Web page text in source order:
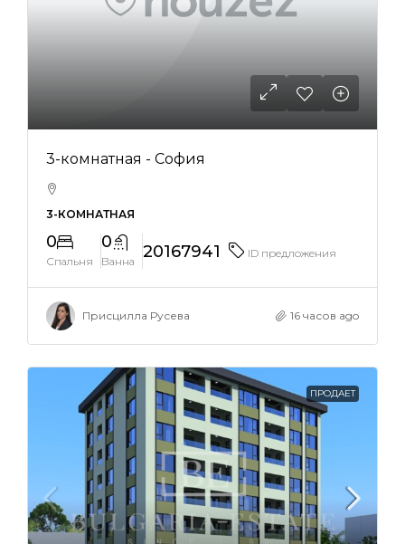
3-комнатная - София
3-КОМНАТНАЯ
0
Спальня
0
Ванна 20167941 ID предложения
Присцилла Русева 16 часов ago
ПРОДАЕТ